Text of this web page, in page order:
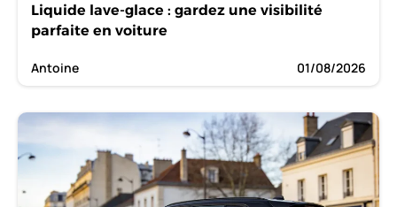
Liquide lave-glace : gardez une visibilité
parfaite en voiture
Antoine 01/08/2026